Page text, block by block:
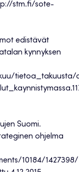
stm.fi/sote-
edistävät
kynnyksen
Suomi.
ohjelma
10184/